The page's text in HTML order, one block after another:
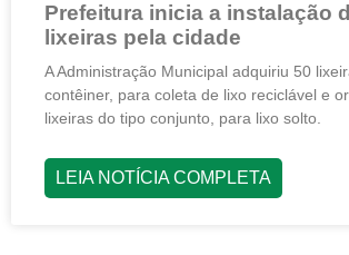
Prefeitura inicia a instalação
lixeiras pela cidade
A Administração Municipal adquiriu 50
contêiner, para coleta de lixo reciclável e
lixeiras do tipo conjunto, para lixo solto.
LEIA NOTÍCIA COMPLETA